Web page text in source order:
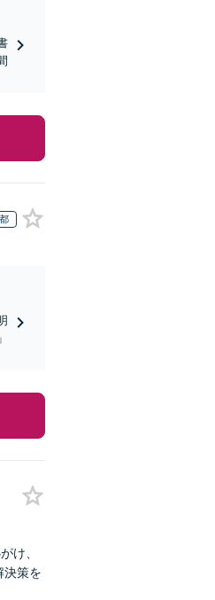
け、
決策を